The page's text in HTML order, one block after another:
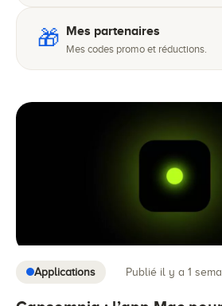
🎁 Mes partenaires
Mes codes promo et réductions.
Applications Publié il y a 1